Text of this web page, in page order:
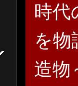
時代
を物
造物